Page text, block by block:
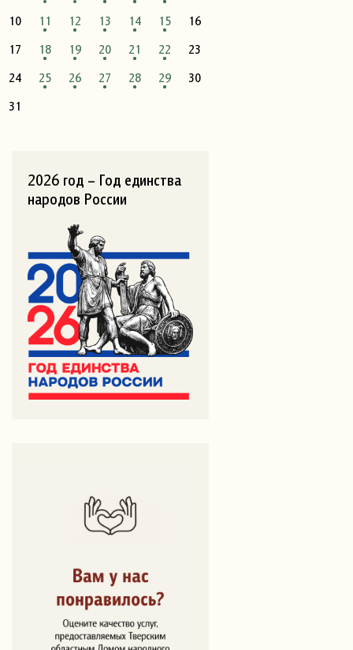
10
11 12 13 14 15
16
17
18 19 20 21 22
23
24
25 26 27 28 29
30
31
2026 год – Год единства
народов России